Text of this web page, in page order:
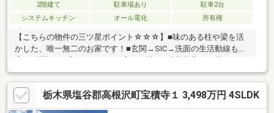
2階建て 駐車場あり
駐車2台
システムキッチン
オール電化 所有権
【こちらの物件の三ツ星ポイント☆☆☆】■味のある柱や梁を活
かした、唯一無二のお家です！■玄関→SIC→洗面の生活動線も
りのある空間に！■地元工務店:K-LIVING Renovationがリノベーシ
ョンを施工しました♪■駐車場は縦列2台になります！＼空家につ
き、即案内可能です／当社は全員が【宅地建物取引士】！ご購入
の手続き・住宅ローン等、一緒にサポートします♪また、しつこい
栃木県塩谷郡高根沢町宝積寺１ 3,498万円 4SLDK